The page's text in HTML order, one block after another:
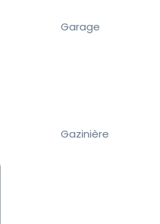
Garage
Gazinière